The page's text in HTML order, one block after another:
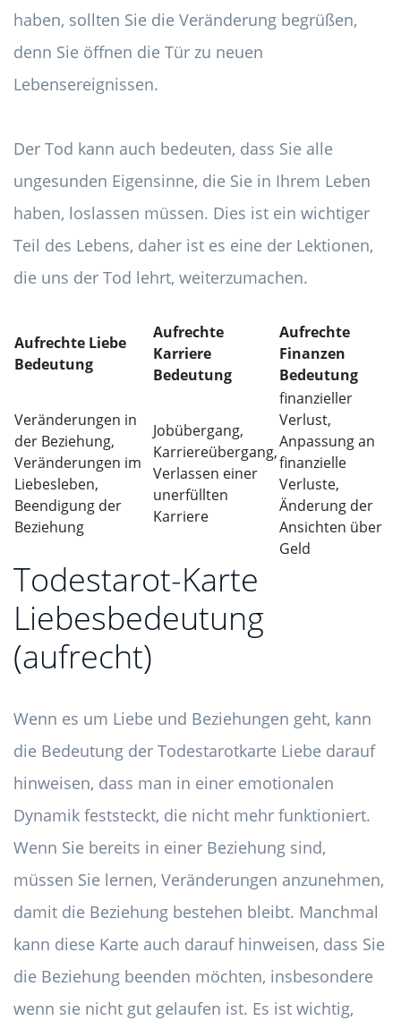
haben, sollten Sie die Veränderung begrüßen,
denn Sie öffnen die Tür zu neuen
Lebensereignissen.
Der Tod kann auch bedeuten, dass Sie alle
ungesunden Eigensinne, die Sie in Ihrem Leben
haben, loslassen müssen. Dies ist ein wichtiger
Teil des Lebens, daher ist es eine der Lektionen,
die uns der Tod lehrt, weiterzumachen.
Aufrechte Liebe
Bedeutung
Aufrechte
Karriere
Bedeutung
Aufrechte
Finanzen
Bedeutung
Veränderungen in
der Beziehung,
Veränderungen im
Liebesleben,
Beendigung der
Beziehung
Jobübergang,
Karriereübergang,
Verlassen einer
unerfüllten
Karriere
finanzieller
Verlust,
Anpassung an
finanzielle
Verluste,
Änderung der
Ansichten über
Geld
Todestarot-Karte
Liebesbedeutung
(aufrecht)
Wenn es um Liebe und Beziehungen geht, kann
die Bedeutung der Todestarotkarte Liebe darauf
hinweisen, dass man in einer emotionalen
Dynamik feststeckt, die nicht mehr funktioniert.
Wenn Sie bereits in einer Beziehung sind,
müssen Sie lernen, Veränderungen anzunehmen,
damit die Beziehung bestehen bleibt. Manchmal
kann diese Karte auch darauf hinweisen, dass Sie
die Beziehung beenden möchten, insbesondere
wenn sie nicht gut gelaufen ist. Es ist wichtig,